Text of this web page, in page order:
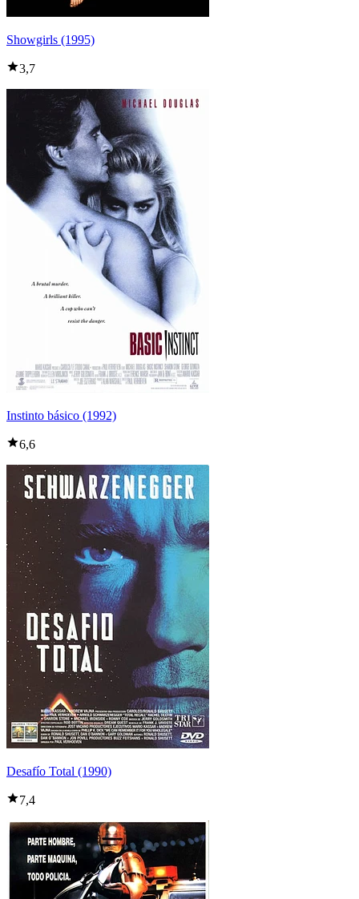
Showgirls (1995)
3,7
Instinto básico (1992)
6,6
Desafío Total (1990)
7,4